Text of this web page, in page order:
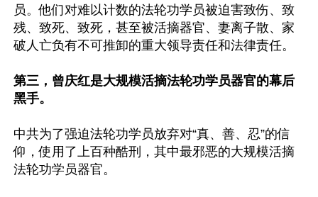
员。他们对难以计数的法轮功学员被迫害致伤、致
残、致死、致死，甚至被活摘器官、妻离子散、家
破人亡负有不可推卸的重大领导责任和法律责任。
第三，曾庆红是大规模活摘法轮功学员器官的幕后
黑手。
中共为了强迫法轮功学员放弃对“真、善、忍”的信
仰，使用了上百种酷刑，其中最邪恶的大规模活摘
法轮功学员器官。